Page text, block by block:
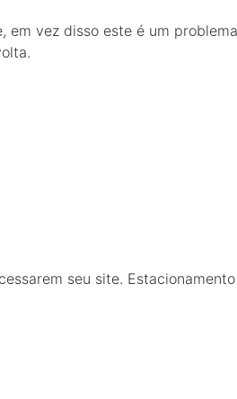
em vez disso este é um
seu site.